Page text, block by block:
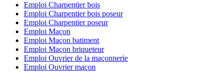
Emploi Charpentier bois
Emploi Charpentier bois poseur
Emploi Charpentier poseur
Emploi Maçon
Emploi Maçon batiment
Emploi Maçon briqueteur
Emploi Ouvrier de la maçonnerie
Emploi Ouvrier maçon